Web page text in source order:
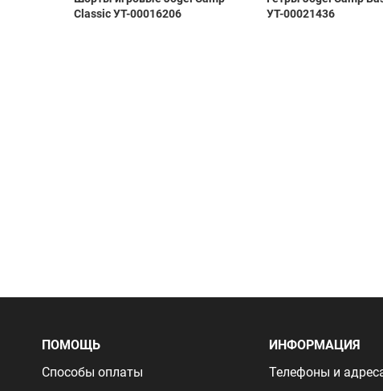
Classic УТ-00016206
УТ-00021436
ПОМОЩЬ
Способы оплаты
ИНФОРМАЦИЯ
Телефоны и